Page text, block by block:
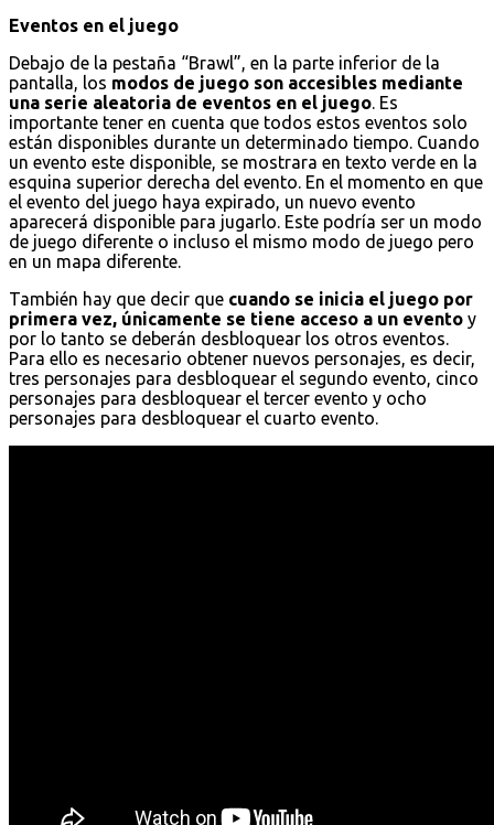
Eventos en el juego
Debajo de la pestaña “Brawl”, en la parte inferior de la
pantalla, los modos de juego son accesibles mediante
una serie aleatoria de eventos en el juego. Es
importante tener en cuenta que todos estos eventos solo
están disponibles durante un determinado tiempo. Cuando
un evento este disponible, se mostrara en texto verde en la
esquina superior derecha del evento. En el momento en que
el evento del juego haya expirado, un nuevo evento
aparecerá disponible para jugarlo. Este podría ser un modo
de juego diferente o incluso el mismo modo de juego pero
en un mapa diferente.
También hay que decir que cuando se inicia el juego por
primera vez, únicamente se tiene acceso a un evento y
por lo tanto se deberán desbloquear los otros eventos.
Para ello es necesario obtener nuevos personajes, es decir,
tres personajes para desbloquear el segundo evento, cinco
personajes para desbloquear el tercer evento y ocho
personajes para desbloquear el cuarto evento.